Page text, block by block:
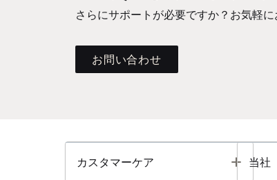
さらにサポートが必要ですか？お気軽に
お問い合わせ
カスタマーケア Toggle
当社